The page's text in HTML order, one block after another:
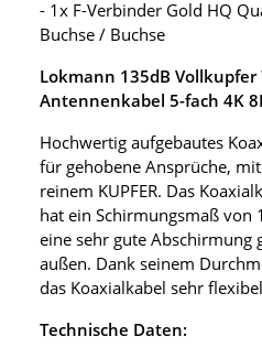
- 1x F-Verbinder Gold HQ
Buchse / Buchse
Lokmann 135dB Vollkupfer
Antennenkabel 5-fach 4K
Hochwertig aufgebautes
für gehobene Ansprüche,
reinem KUPFER. Das
hat ein Schirmungsmaß von
eine sehr gute Abschirmung
außen. Dank seinem
das Koaxialkabel sehr
Technische Daten: